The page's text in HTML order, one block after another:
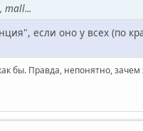
mall...
если оно у всех (по
бы. Правда, непонятно,